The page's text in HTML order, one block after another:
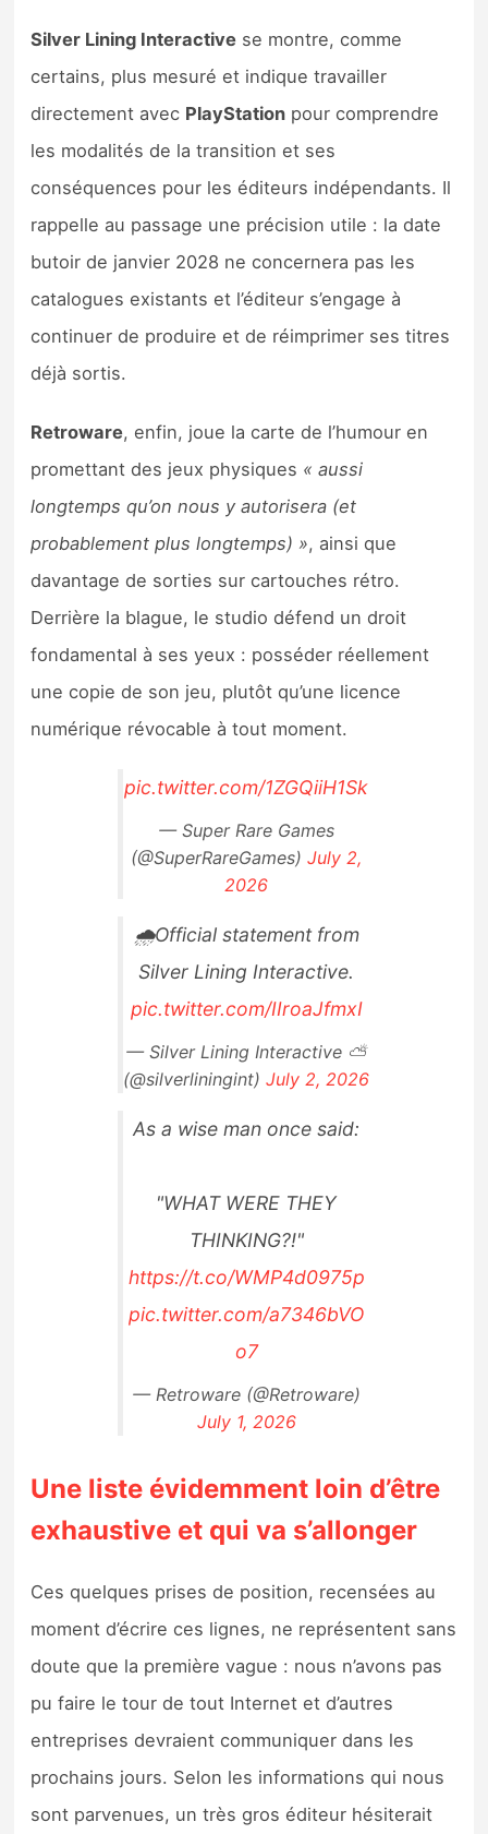
Silver Lining Interactive se montre, comme
certains, plus mesuré et indique travailler
directement avec PlayStation pour comprendre
les modalités de la transition et ses
conséquences pour les éditeurs indépendants. Il
rappelle au passage une précision utile : la date
butoir de janvier 2028 ne concernera pas les
catalogues existants et l’éditeur s’engage à
continuer de produire et de réimprimer ses titres
déjà sortis.
Retroware, enfin, joue la carte de l’humour en
promettant des jeux physiques « aussi
longtemps qu’on nous y autorisera (et
probablement plus longtemps) », ainsi que
davantage de sorties sur cartouches rétro.
Derrière la blague, le studio défend un droit
fondamental à ses yeux : posséder réellement
une copie de son jeu, plutôt qu’une licence
numérique révocable à tout moment.
pic.twitter.com/1ZGQiiH1Sk
— Super Rare Games
(@SuperRareGames)July 2,
2026
🌧️Official statement from
Silver Lining Interactive.
pic.twitter.com/IIroaJfmxI
— Silver Lining Interactive ⛅
(@silverliningint)July 2, 2026
As a wise man once said:
"WHAT WERE THEY
THINKING?!"
https://t.co/WMP4d0975p
pic.twitter.com/a7346bVO
o7
— Retroware (@Retroware)
July 1, 2026
Une liste évidemment loin d’être
exhaustive et qui va s’allonger
Ces quelques prises de position, recensées au
moment d’écrire ces lignes, ne représentent sans
doute que la première vague : nous n’avons pas
pu faire le tour de tout Internet et d’autres
entreprises devraient communiquer dans les
prochains jours. Selon les informations qui nous
sont parvenues, un très gros éditeur hésiterait